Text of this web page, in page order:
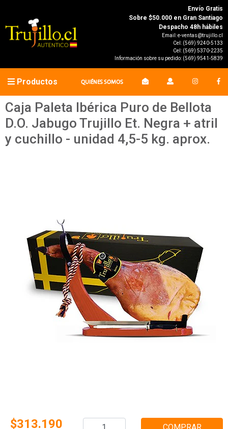
Envío Gratis
Sobre $50.000 en Gran Santiago
Despacho 48h hábiles
Email:e-ventas@trujillo.cl
Cel: (569) 9240-5133
Cel: (569) 5370-2235
Información sobre su pedido: (569) 9541-5839
Productos QUIÉNES SOMOS
Caja Paleta Ibérica Puro de Bellota
D.O. Jabugo Trujillo Et. Negra + atril
y cuchillo - unidad 4,5-5 kg. aprox.
$313.190